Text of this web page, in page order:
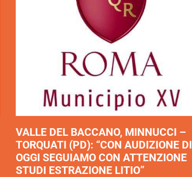
VALLE DEL BACCANO, MINNUCCI –
TORQUATI (PD): “CON AUDIZIONE DI
OGGI SEGUIAMO CON ATTENZIONE
STUDI ESTRAZIONE LITIO”